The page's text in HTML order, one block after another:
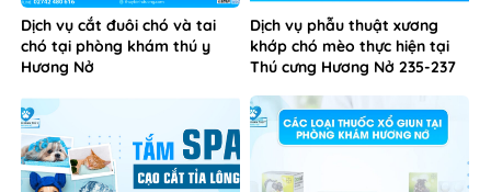
Dịch vụ cắt đuôi chó và tai
chó tại phòng khám thú y
Hương Nở
Dịch vụ phẫu thuật xương
khớp chó mèo thực hiện tại
Thú cưng Hương Nở 235-237